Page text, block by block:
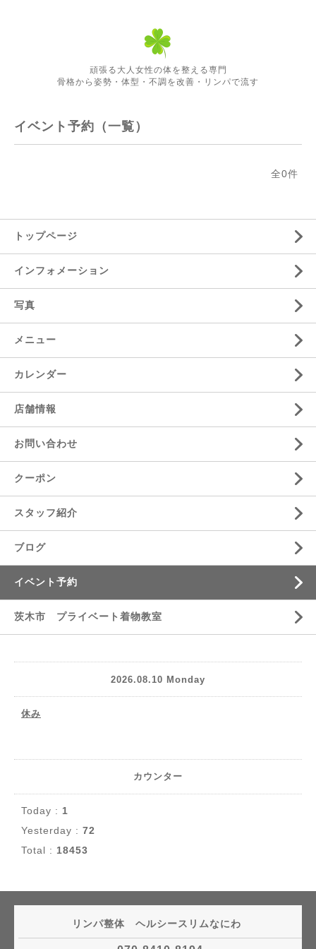
頑張る大人女性の体を整える専門
骨格から姿勢・体型・不調を改善・リンパで流す
イベント予約（一覧）
全0件
トップページ
インフォメーション
写真
メニュー
カレンダー
店舗情報
お問い合わせ
クーポン
スタッフ紹介
ブログ
イベント予約
茨木市 プライベート着物教室
2026.08.10 Monday
休み
カウンター
Today : 1
Yesterday : 72
Total : 18453
リンパ整体 ヘルシースリムなにわ